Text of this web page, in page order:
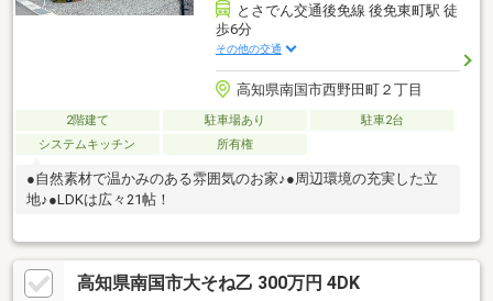
とさでん交通後免線 後免東町駅 徒
歩6分
その他の交通
高知県南国市西野田町２丁目
2階建て 駐車場あり
駐車2台
システムキッチン
所有権
●自然素材で温かみのある雰囲気のお家♪●周辺環境の充実した立
地♪●LDKは広々21帖！
高知県南国市大そね乙 300万円 4DK